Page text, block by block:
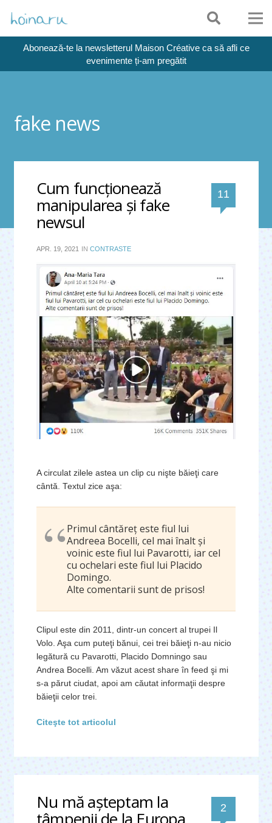
Abonează-te la newsletterul Maison Créative ca să afli ce
evenimente ți-am pregătit
fake news
Cum funcţionează
manipularea şi fake
newsul
11
APR. 19, 2021 IN CONTRASTE
A circulat zilele astea un clip cu nişte băieţi care
cântă. Textul zice aşa:
Primul cântăreț este fiul lui
Andreea Bocelli, cel mai înalt și
voinic este fiul lui Pavarotti, iar cel
cu ochelari este fiul lui Placido
Domingo.
Alte comentarii sunt de prisos!
Clipul este din 2011, dintr-un concert al trupei Il
Volo. Aşa cum puteţi bănui, cei trei băieţi n-au nicio
legătură cu Pavarotti, Placido Domningo sau
Andrea Bocelli. Am văzut acest share în feed şi mi
s-a părut ciudat, apoi am căutat informaţii despre
băieţii celor trei.
Citeşte tot articolul
Nu mă așteptam la 2